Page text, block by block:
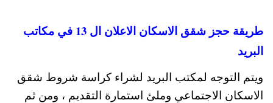
طريقة حجز شقق الاسكان الاعلان ال 13 في مكاتب
البريد
ويتم التوجه لمكتب البريد لشراء كراسة شروط شقق
الاسكان الاجتماعي وملئ استمارة التقديم ، ومن ثم